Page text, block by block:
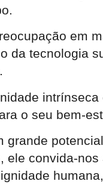
em
da tecnologia
o seu bem-
ele convida-